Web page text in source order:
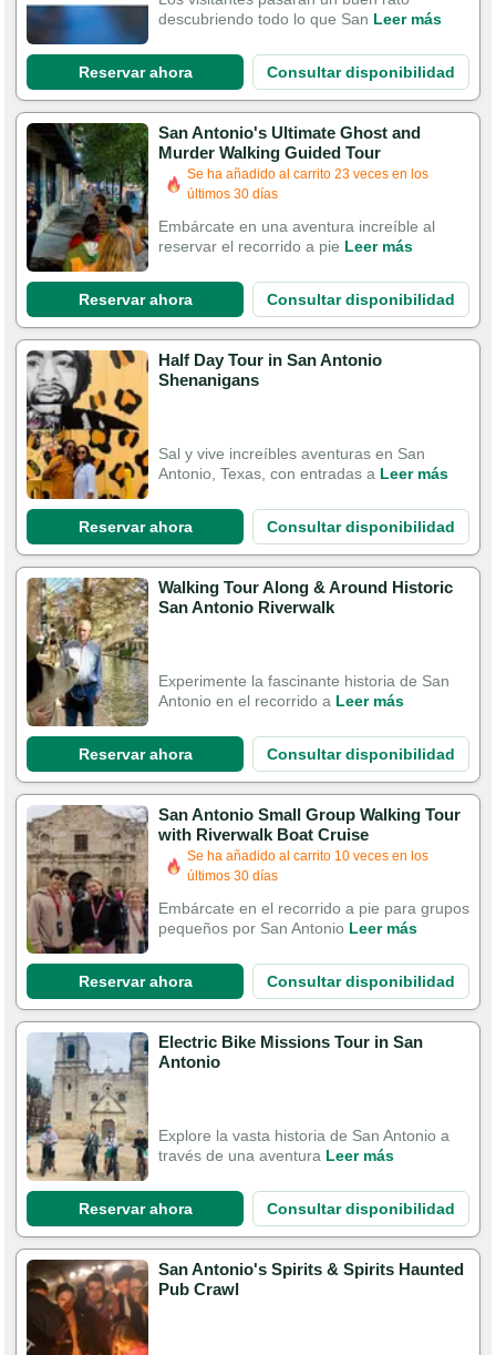
descubriendo todo lo que San Leer más
Reservar ahora Consultar disponibilidad
San Antonio's Ultimate Ghost and
Murder Walking Guided Tour
Se ha añadido al carrito 23 veces en los
últimos 30 días
Embárcate en una aventura increíble al
reservar el recorrido a pie Leer más
Reservar ahora Consultar disponibilidad
Half Day Tour in San Antonio
Shenanigans
Sal y vive increíbles aventuras en San
Antonio, Texas, con entradas a Leer más
Reservar ahora Consultar disponibilidad
Walking Tour Along & Around Historic
San Antonio Riverwalk
Experimente la fascinante historia de San
Antonio en el recorrido a Leer más
Reservar ahora Consultar disponibilidad
San Antonio Small Group Walking Tour
with Riverwalk Boat Cruise
Se ha añadido al carrito 10 veces en los
últimos 30 días
Embárcate en el recorrido a pie para grupos
pequeños por San Antonio Leer más
Reservar ahora Consultar disponibilidad
Electric Bike Missions Tour in San
Antonio
Explore la vasta historia de San Antonio a
través de una aventura Leer más
Reservar ahora Consultar disponibilidad
San Antonio's Spirits & Spirits Haunted
Pub Crawl